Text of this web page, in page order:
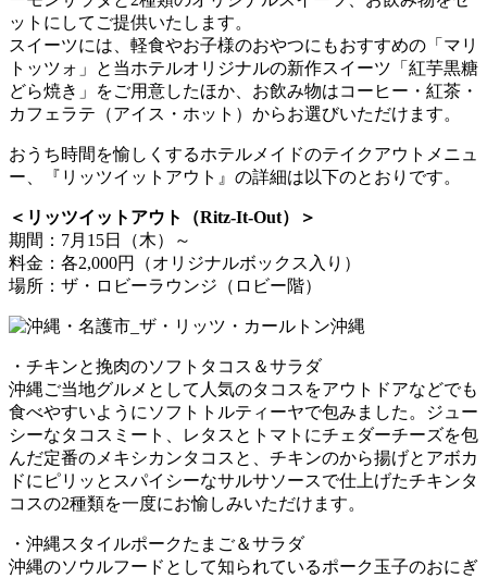
ットにしてご提供いたします。
スイーツには、軽食やお子様のおやつにもおすすめの「マリ
トッツォ」と当ホテルオリジナルの新作スイーツ「紅芋黒糖
どら焼き」をご用意したほか、お飲み物はコーヒー・紅茶・
カフェラテ（アイス・ホット）からお選びいただけます。
おうち時間を愉しくするホテルメイドのテイクアウトメニュ
ー、『リッツイットアウト』の詳細は以下のとおりです。
＜リッツイットアウト（Ritz-It-Out）＞
期間：7月15日（木）～
料金：各2,000円（オリジナルボックス入り）
場所：ザ・ロビーラウンジ（ロビー階）
・チキンと挽肉のソフトタコス＆サラダ
沖縄ご当地グルメとして人気のタコスをアウトドアなどでも
食べやすいようにソフトトルティーヤで包みました。ジュー
シーなタコスミート、レタスとトマトにチェダーチーズを包
んだ定番のメキシカンタコスと、チキンのから揚げとアボカ
ドにピリッとスパイシーなサルサソースで仕上げたチキンタ
コスの2種類を一度にお愉しみいただけます。
・沖縄スタイルポークたまご＆サラダ
沖縄のソウルフードとして知られているポーク玉子のおにぎ